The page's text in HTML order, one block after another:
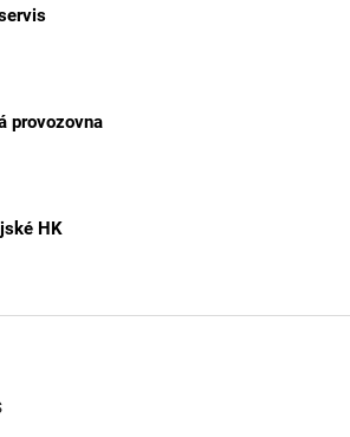
provozovna
HK